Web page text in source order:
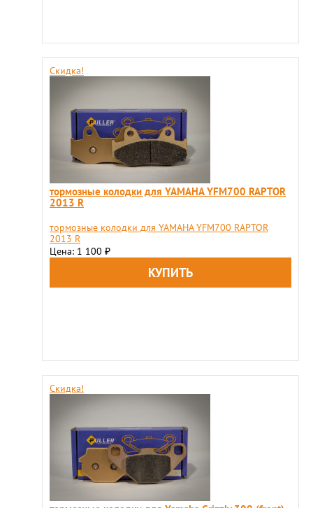
Скидка!
тормозные колодки для YAMAHA YFM700 RAPTOR
2013 R
тормозные колодки для YAMAHA YFM700 RAPTOR
2013 R
Цена: 1 100 ₽
Скидка!